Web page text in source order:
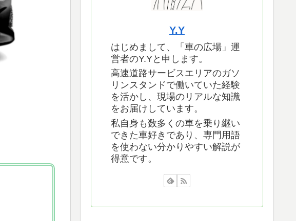
Y.Y
はじめまして、「車の広場」運
営者のY.Yと申します。
高速道路サービスエリアのガソ
リンスタンドで働いていた経験
を活かし、現場のリアルな知識
をお届けしています。
私自身も数多くの車を乗り継い
できた車好きであり、専門用語
を使わない分かりやすい解説が
得意です。